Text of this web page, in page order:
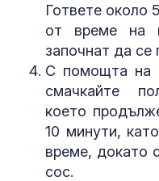
Гответе около
от време на
започнат да се
С помощта на
смачкайте
което
10 минути,
време, докато
сос.